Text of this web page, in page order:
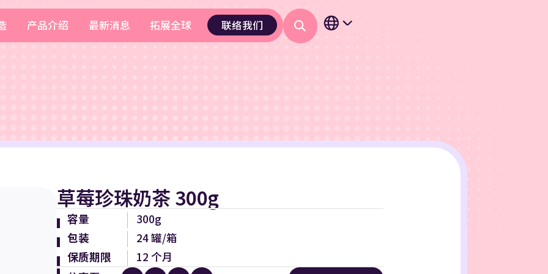
产品介绍 最新消息 拓展全球 联络我们
草莓珍珠奶茶 300g
容量
300g
包装
24 罐/箱
保质期限
12 个月